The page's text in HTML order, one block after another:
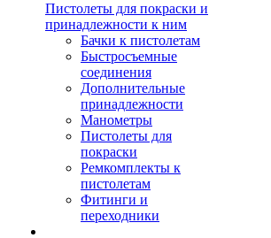
Пистолеты для покраски и
принадлежности к ним
Бачки к пистолетам
Быстросъемные
соединения
Дополнительные
принадлежности
Манометры
Пистолеты для
покраски
Ремкомплекты к
пистолетам
Фитинги и
переходники